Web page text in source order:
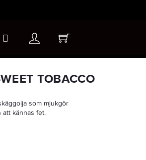
TOBACCO
som mjukgör
kännas fet.